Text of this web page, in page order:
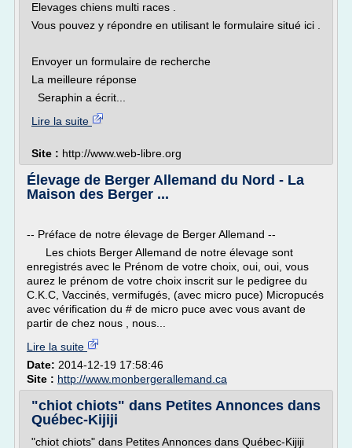
Elevages chiens multi races .
Vous pouvez y répondre en utilisant le formulaire situé ici .
Envoyer un formulaire de recherche
La meilleure réponse
Seraphin a écrit...
Lire la suite
Site : http://www.web-libre.org
Élevage de Berger Allemand du Nord - La
Maison des Berger ...
-- Préface de notre élevage de Berger Allemand --
Les chiots Berger Allemand de notre élevage sont
enregistrés avec le Prénom de votre choix, oui, oui, vous
aurez le prénom de votre choix inscrit sur le pedigree du
C.K.C, Vaccinés, vermifugés, (avec micro puce) Micropucés
avec vérification du # de micro puce avec vous avant de
partir de chez nous , nous...
Lire la suite
Date: 2014-12-19 17:58:46
Site : http://www.monbergerallemand.ca
"chiot chiots" dans Petites Annonces dans
Québec-Kijiji
"chiot chiots" dans Petites Annonces dans Québec-Kijiji